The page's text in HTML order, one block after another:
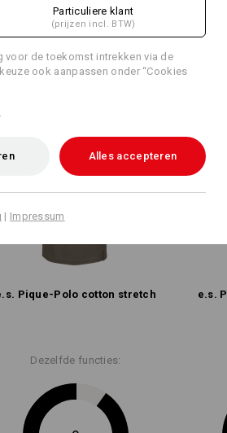
Pique-Polo cotton stretch
e.s.
Dezelfde functies:
Particuliere klant
(prijzen incl. BTW)
voor de toekomst intrekken via de
ook aanpassen onder “Cookies
.
Alles accepteren
| Impressum